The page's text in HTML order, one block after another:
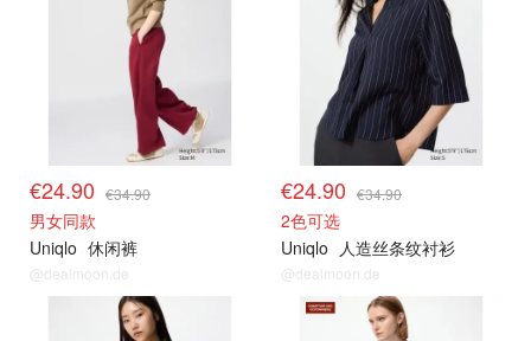
€24.90 €34.90
男女同款
Uniqlo 休闲裤
@dealmoon.de
€24.90 €34.90
2色可选
Uniqlo 人造丝条纹衬衫
@dealmoon.de
其他精选